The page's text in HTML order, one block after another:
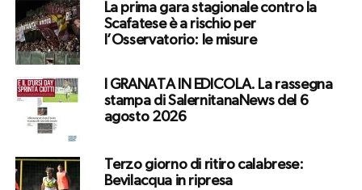
La prima gara stagionale contro la
Scafatese è a rischio per
l’Osservatorio: le misure
I GRANATA IN EDICOLA. La rassegna
stampa di SalernitanaNews del 6
agosto 2026
Terzo giorno di ritiro calabrese:
Bevilacqua in ripresa